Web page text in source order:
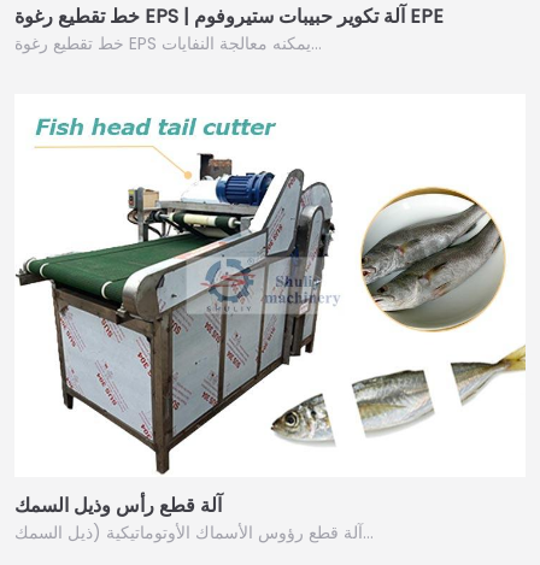
خط تقطيع رغوة EPS | آلة تكوير حبيبات ستيروفوم EPE
خط تقطيع رغوة EPS يمكنه معالجة النفايات…
آلة قطع رأس وذيل السمك
آلة قطع رؤوس الأسماك الأوتوماتيكية (ذيل السمك…